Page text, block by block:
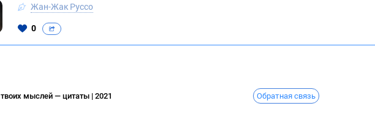
Жан-Жак Руссо
0
Обратная связь
твоих мыслей — цитаты | 2021